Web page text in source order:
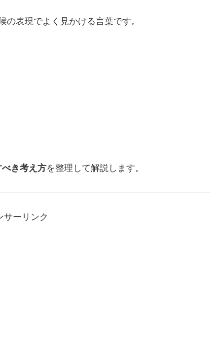
表現でよく見かける言葉です。
き考え方を整理して解説します。
サーリンク